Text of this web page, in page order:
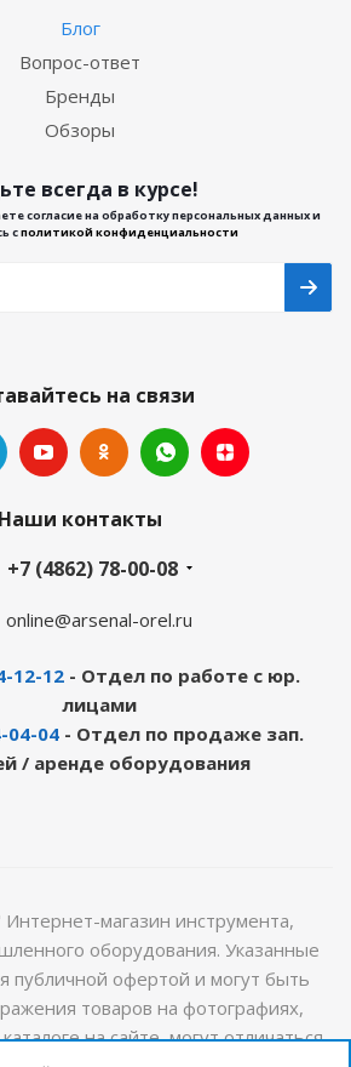
Блог
Вопрос-ответ
Бренды
Обзоры
всегда в курсе!
согласие на обработку персональных данных и
сполитикой конфиденциальности
на связи
Наши контакты
+7 (4862) 78-00-08
online@arsenal-orel.ru
12-12- Отдел по работе с юр.
лицами
04-04 - Отдел по продаже зап.
/ аренде оборудования
магазин инструмента,
оборудования. Указанные
публичной офертой и могут быть
товаров на фотографиях,
на сайте, могут отличаться